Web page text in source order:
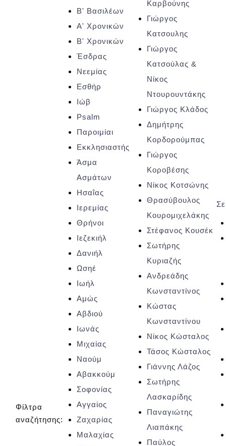
Φίλτρα
αναζήτησης:
Β' Βασιλέων
Α' Χρονικών
Β' Χρονικών
Έσδρας
Νεεμίας
Εσθήρ
Ιώβ
Psalm
Παροιμίαι
Εκκλησιαστής
Άσμα
Ασμάτων
Ησαΐας
Ιερεμίας
Θρήνοι
Ιεζεκιήλ
Δανιήλ
Ωσηέ
Ιωήλ
Αμώς
Αβδιού
Ιωνάς
Μιχαίας
Ναούμ
Αβακκούμ
Σοφονίας
Αγγαίος
Ζαχαρίας
Μαλαχίας
Καρβούνης
Γιώργος
Κατσουλης
Γιώργος
Κατσούλας &
Νίκος
Ντουρουντάκης
Γιώργος Κλάδος
Δημήτρης
Κορδορούμπας
Γιώργος
Κοροβέσης
Νίκος Κοτσώνης
Θρασύβουλος
Κουρομιχελάκης
Στέφανος Κουσέκ
Σωτήρης
Κυριαζής
Ανδρεάδης
Κωνσταντίνος
Κώστας
Κωνσταντίνου
Νίκος Κώσταλος
Τάσος Κώσταλος
Γιάννης Λάζος
Σωτήρης
Λασκαρίδης
Παναγιώτης
Λιαπάκης
Παύλος